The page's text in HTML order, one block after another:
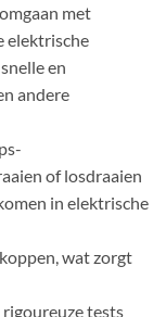
met
elektrische
en
andere
of losdraaien
in elektrische
wat zorgt
tests